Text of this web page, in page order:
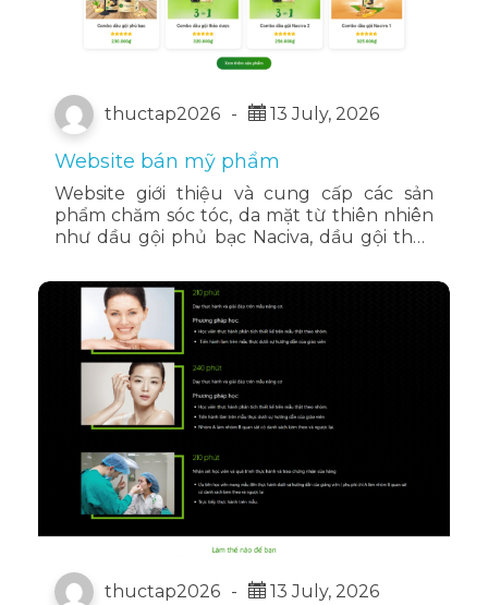
thuctap2026 - 13 July, 2026
Website bán mỹ phẩm
Website giới thiệu và cung cấp các sản
phẩm chăm sóc tóc, da mặt từ thiên nhiên
như dầu gội phủ bạc Naciva, dầu gội thảo
viên uống hỗ trợ mọc tóc.
thuctap2026 - 13 July, 2026